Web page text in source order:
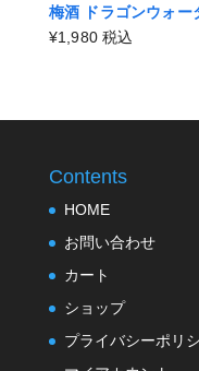
–
帯:
梅酒 ドラゴンウォー
¥1,980 税込
Contents
HOME
お問い合わせ
カート
ショップ
プライバシーポリ